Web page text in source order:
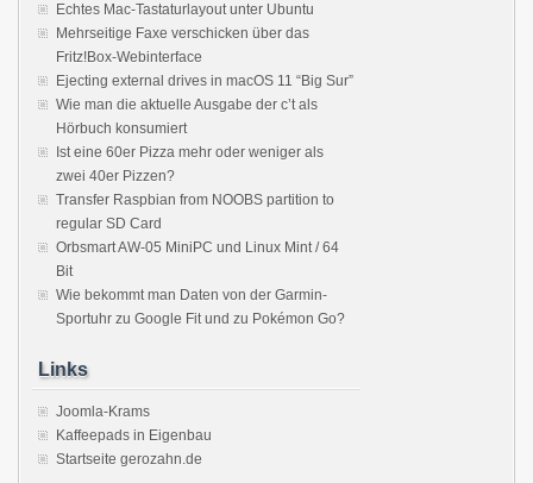
Echtes Mac-Tastaturlayout unter Ubuntu
Mehrseitige Faxe verschicken über das
Fritz!Box-Webinterface
Ejecting external drives in macOS 11 “Big Sur”
Wie man die aktuelle Ausgabe der c’t als
Hörbuch konsumiert
Ist eine 60er Pizza mehr oder weniger als
zwei 40er Pizzen?
Transfer Raspbian from NOOBS partition to
regular SD Card
Orbsmart AW-05 MiniPC und Linux Mint / 64
Bit
Wie bekommt man Daten von der Garmin-
Sportuhr zu Google Fit und zu Pokémon Go?
Links
Joomla-Krams
Kaffeepads in Eigenbau
Startseite gerozahn.de